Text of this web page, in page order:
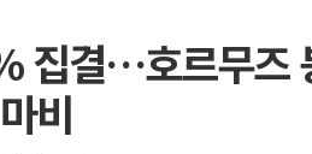
집결…호르무즈
비